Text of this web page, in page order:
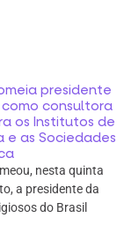
presidente
como consultora
os Institutos de
e as Sociedades
nesta quinta
a presidente da
do Brasil